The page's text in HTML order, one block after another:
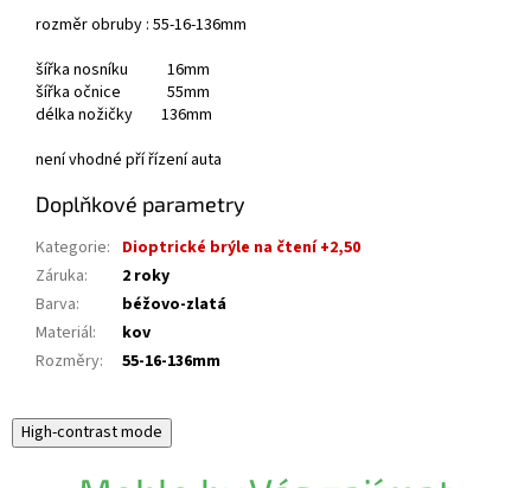
rozměr obruby : 55-16-136mm
šířka nosníku 16mm
šířka očnice 55mm
délka nožičky 136mm
není vhodné pří řízení auta
Doplňkové parametry
Kategorie: Dioptrické brýle na čtení +2,50
Záruka:
2 roky
Barva:
béžovo-zlatá
Materiál:
kov
Rozměry: 55-16-136mm
High-contrast mode